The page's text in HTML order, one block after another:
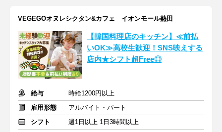
VEGEGOオヌレシクタン&カフェ イオンモール熱田
【韓国料理店のキッチン】≪前払
いOK≫高校生歓迎！SNS映えする
店内★シフト超Free◎
給与
時給1200円以上
雇用形態
アルバイト・パート
シフト
週1日以上 1日3時間以上